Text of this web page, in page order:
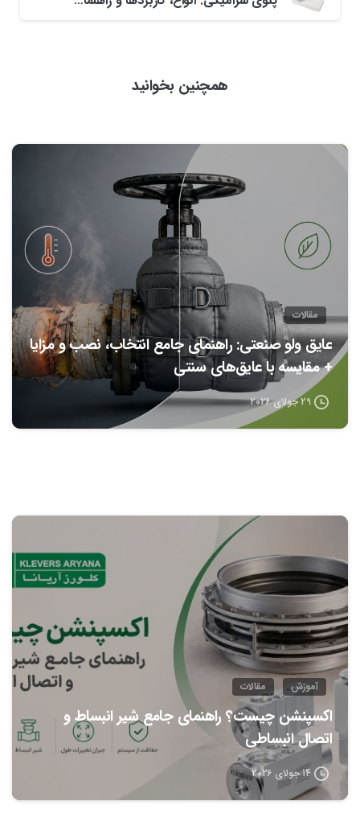
همچنین بخوانید
مقالات
عایق ولو صنعتی: راهنمای جامع انتخاب، نصب و مزایا
+ مقایسه با عایق‌های سنتی
29 جولای 2026
آموزش مقالات
اکسپنشن چیست؟ راهنمای جامع شیر انبساط و
اتصال انبساطی
14 جولای 2026